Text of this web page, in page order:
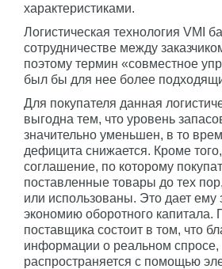
характеристиками.
Логистическая технология VMI
сотрудничестве между
поэтому термин «совместное
был бы для нее более
Для покупателя данная
выгодна тем, что уровень
значительно уменьшен, в то
дефицита снижается. Кроме того,
соглашение, по которому
поставленные товары до тех
или использованы. Это дает ему
экономию оборотного капитала.
поставщика состоит в том, что
информации о реальном спросе,
распространяется с помощью